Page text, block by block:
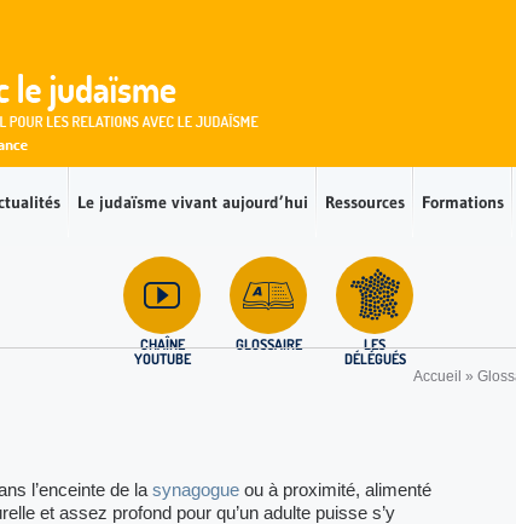
Le judaïsme vivant aujourd’hui Ressources Formations
CHAÎNE
YOUTUBE
GLOSSAIRE
LES
DÉLÉGUÉS
Accueil »
l’enceinte de la synagogue ou à proximité, alimenté
et assez profond pour qu’un adulte puisse s’y